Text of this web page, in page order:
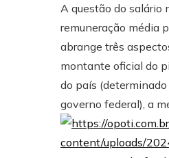
A questão do salário
remuneração média
abrange três
montante oficial do
do país
governo federal), a